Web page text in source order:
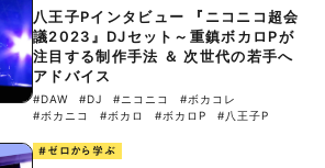
八王子Pインタビュー 『ニコニコ超会
議2023』DJセット～重鎮ボカロPが
注目する制作手法 ＆ 次世代の若手へ
アドバイス
#DAW #DJ #ニコニコ
#ボカコレ
#ボカニコ
#ボカロ #ボカロP #八王子P
#ゼロから学ぶ